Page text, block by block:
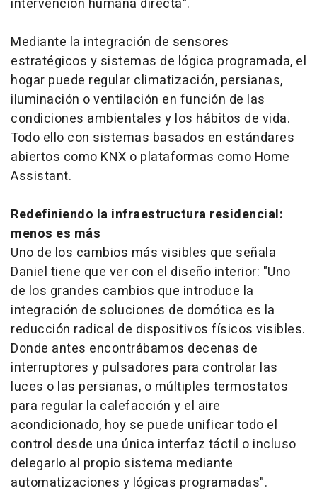
Mediante la integración de sensores
estratégicos y sistemas de lógica programada, el
hogar puede regular climatización, persianas,
iluminación o ventilación en función de las
condiciones ambientales y los hábitos de vida.
Todo ello con sistemas basados en estándares
abiertos como KNX o plataformas como Home
Assistant.
Redefiniendo la infraestructura residencial:
menos es más
Uno de los cambios más visibles que señala
Daniel tiene que ver con el diseño interior: "Uno
de los grandes cambios que introduce la
integración de soluciones de domótica es la
reducción radical de dispositivos físicos visibles.
Donde antes encontrábamos decenas de
interruptores y pulsadores para controlar las
luces o las persianas, o múltiples termostatos
para regular la calefacción y el aire
acondicionado, hoy se puede unificar todo el
control desde una única interfaz táctil o incluso
delegarlo al propio sistema mediante
automatizaciones y lógicas programadas".